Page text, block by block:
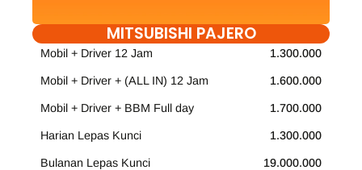
MITSUBISHI PAJERO
Mobil + Driver 12 Jam 1.300.000
Mobil + Driver + (ALL IN) 12 Jam 1.600.000
Mobil + Driver + BBM Full day 1.700.000
Harian Lepas Kunci 1.300.000
Bulanan Lepas Kunci 19.000.000